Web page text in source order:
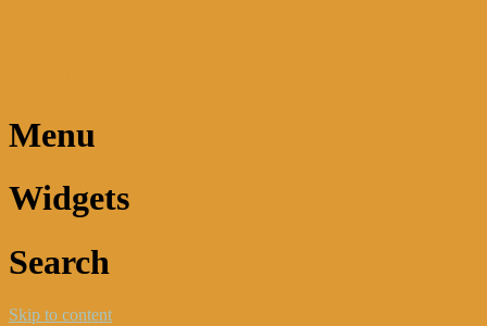
Menu
Widgets
Search
Skip to content